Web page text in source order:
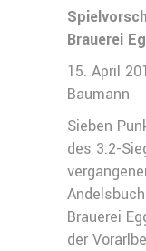
Brauerei
15. April
Baumann
Sieben
des 3:2-
Brauerei
der